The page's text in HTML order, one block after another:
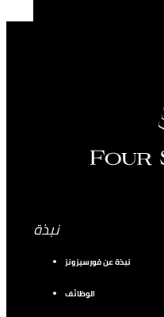
نبذة
نبذة عن فورسيزونز
الوظائف